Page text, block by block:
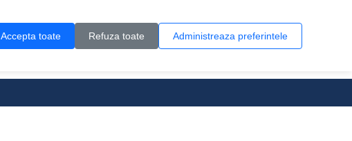
Accepta toate Refuza toate Administreaza preferintele
0 produs(e)